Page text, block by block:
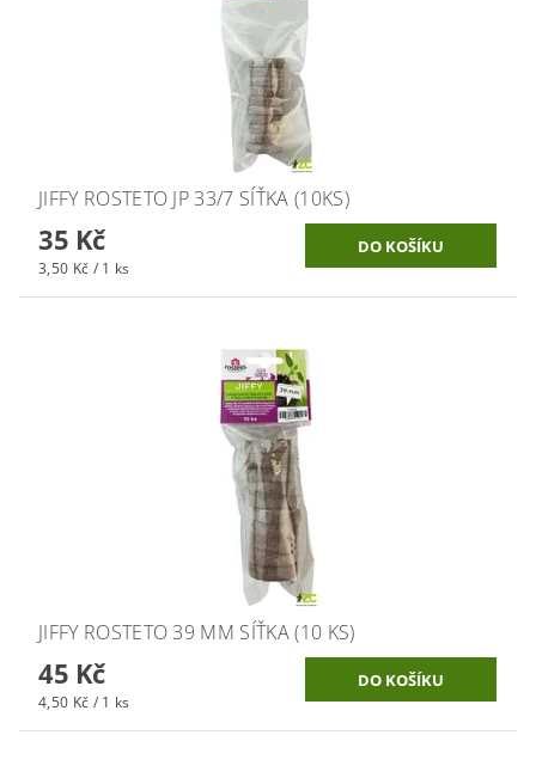
JIFFY ROSTETO JP 33/7 SÍŤKA (10KS)
35 Kč
3,50 Kč / 1 ks
JIFFY ROSTETO 39 MM SÍŤKA (10 KS)
45 Kč
4,50 Kč / 1 ks